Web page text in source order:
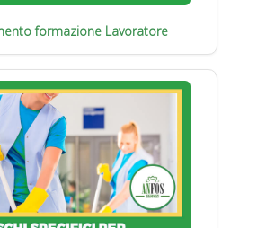
formazione Lavoratore